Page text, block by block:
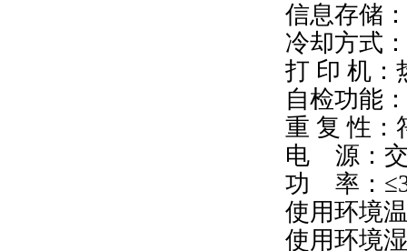
信息存储
冷却方式
打 印 机：
自检功能
重 复 性：
电 源：交
功 率：
使用环境
使用环境